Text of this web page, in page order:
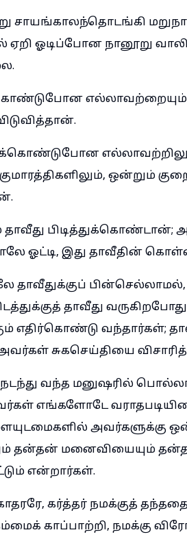
சாயங்காலந்தொடங்கி
ஓடிப்போன நானூறு
எல்லாவற்றிலும்,
குமாரத்திகளிலும், ஒன்றும்
தாவீது
ஓட்டி, இது தாவீதின்
தாவீதுக்குப்
தாவீது
எதிர்கொண்டு வந்தார்கள்;
சுகசெய்தியை
வந்த மனுஷரில்
எங்களோடே
அவர்களுக்கு
தன்தன் மனைவியையும்
என்றார்கள்.
கர்த்தர் நமக்குத்
காப்பாற்றி, நமக்கு